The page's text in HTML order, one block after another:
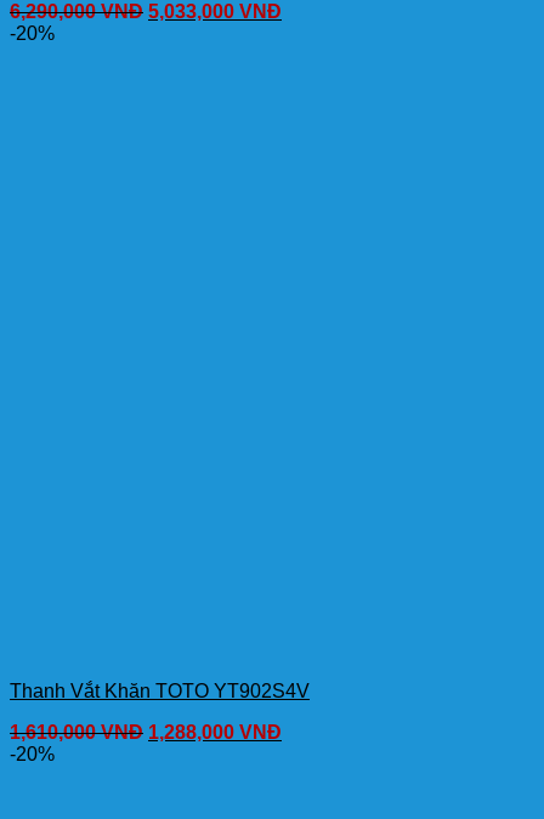
6,290,000VNĐ 5,033,000 VNĐ
-20%
Thanh Vắt Khăn TOTO YT902S4V
1,610,000VNĐ 1,288,000 VNĐ
-20%